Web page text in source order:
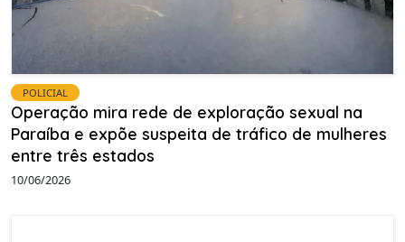
POLICIAL
Operação mira rede de exploração sexual na
Paraíba e expõe suspeita de tráfico de mulheres
entre três estados
10/06/2026